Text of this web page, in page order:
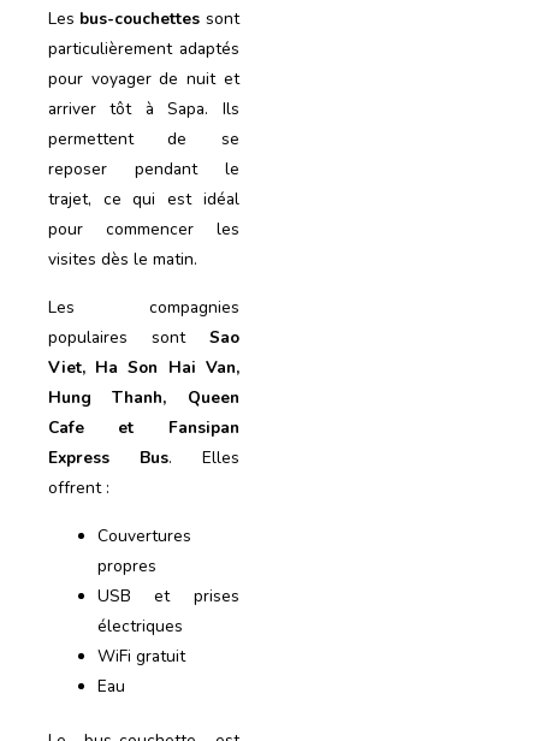
Les bus-couchettes sont
particulièrement adaptés
pour voyager de nuit et
arriver tôt à Sapa. Ils
permettent de se
reposer pendant le
trajet, ce qui est idéal
pour commencer les
visites dès le matin.
Les compagnies
populaires sont Sao
Viet, Ha Son Hai Van,
Hung Thanh, Queen
Cafe et Fansipan
Express Bus. Elles
offrent :
Couvertures
propres
USB et prises
électriques
WiFi gratuit
Eau